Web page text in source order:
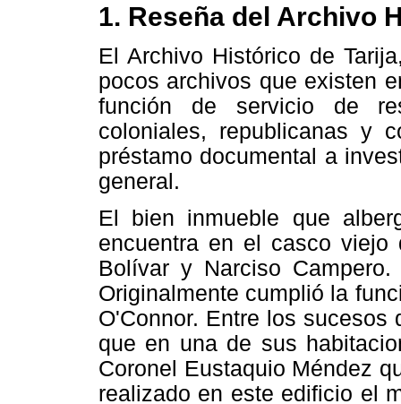
1. Reseña del Archivo
El Archivo Histórico de
pocos archivos que existen
función de servicio de
coloniales, republicanas y
préstamo documental a
general.
El bien inmueble que
encuentra en el casco
Bolívar y Narciso
Originalmente cumplió la
O'Connor. Entre los sucesos
que en una de sus
Coronel Eustaquio Méndez
realizado en este edificio el